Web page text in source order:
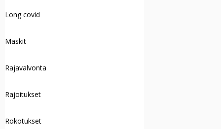
Long covid
Maskit
Rajavalvonta
Rajoitukset
Rokotukset